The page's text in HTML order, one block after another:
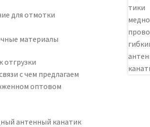
для отмотки
материалы
отгрузки
с чем предлагаем
оптовом
антенный канатик